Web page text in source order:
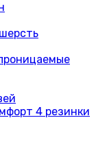
4 резинки